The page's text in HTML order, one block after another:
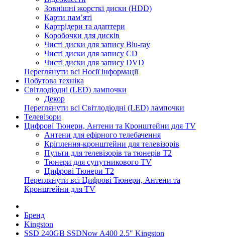
Зовнішні жорсткі диски (HDD)
Карти пам’яті
Картрідери та адаптери
Коробочки для дисків
Чисті диски для запису Blu-ray
Чисті диски для запису CD
Чисті диски для запису DVD
Переглянути всі Носії інформації
Побутова техніка
Світлодіодні (LED) лампочки
Декор
Переглянути всі Світлодіодні (LED) лампочки
Телевізори
Цифрові Тюнери, Антени та Кронштейни для TV
Антени для ефірного телебачення
Кріплення-кронштейни для телевізорів
Пульти для телевізорів та тюнерів T2
Тюнери для супутникового TV
Цифрові Тюнери T2
Переглянути всі Цифрові Тюнери, Антени та
Кронштейни для TV
Бренд
Kingston
SSD 240GB SSDNow A400 2.5" Kingston